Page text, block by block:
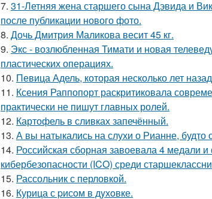
7. 31-Летняя жена старшего сына Дэвида и
после публикации нового фото.
8. Дочь Дмитрия Маликова весит 45 кг.
9. Экс - возлюбленная Тимати и новая
пластических операциях.
10. Певица Адель, которая несколько лет
11. Ксения Раппопорт раскритиковала
практически не пишут главных ролей.
12. Картофель в сливках запечённый.
13. А вы натыкались на слухи о Рианне,
14. Российская сборная завоевала 4 медали
кибербезопасности (ICO) среди
15. Рассольник с перловкой.
16. Курица с pисoм в дyхoвке.